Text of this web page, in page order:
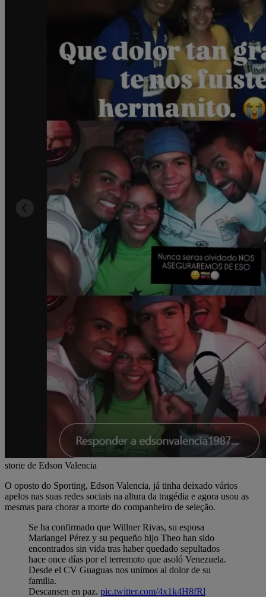
storie de Edson Valencia
O oposto do Sporting, Edson Valencia, já tinha deixado vários
apelos nas suas redes sociais na altura da tragédia e agora usou as
mesmas para chorar a morte do companheiro de seleção.
Se ha confirmado que Willner Rivas, su esposa
Mariangel Pérez y su pequeño hijo Theo han sido
encontrados sin vida tras haber quedado sepultados
hace once días por el terremoto que asoló Venezuela.
Desde el CV Guaguas nos unimos al dolor de su
familia.
Descansen en paz. pic.twitter.com/4x1k4H8fRl